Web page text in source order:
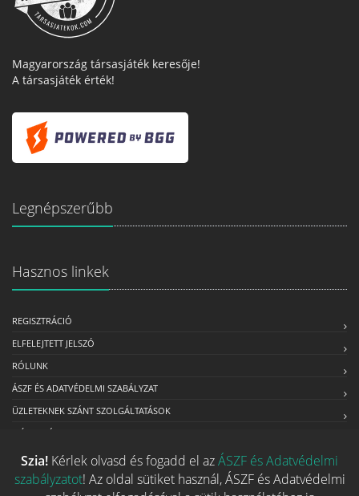
Magyarország társasjáték keresője!
A társasjáték érték!
Legnépszerűbb
Hasznos linkek
REGISZTRÁCIÓ
ELFELEJTETT JELSZÓ
RÓLUNK
ÁSZF ÉS ADATVÉDELMI SZABÁLYZAT
ÜZLETEKNEK SZÁNT SZOLGÁLTATÁSOK
MÉDIAAJÁNLAT
Kapcsolat
Szia! Kérlek olvasd és fogadd el azÁSZF és Adatvédelmi
szabályzatot! Az oldal sütiket használ, ÁSZF és Adatvédelmi